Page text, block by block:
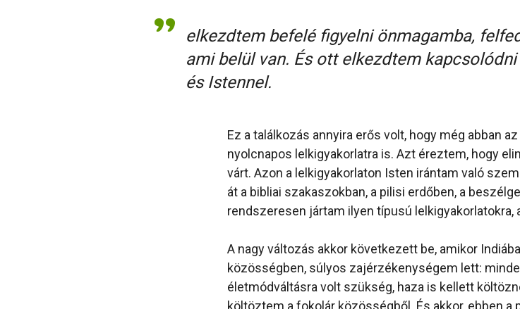
elkezdtem befelé figyelni önmagamba,
ami belül van. És ott elkezdtem
és Istennel.
Ez a találkozás annyira erős volt, hogy még abban
nyolcnapos lelkigyakorlatra is. Azt éreztem, hogy
várt. Azon a lelkigyakorlaton Isten irántam való
át a bibliai szakaszokban, a pilisi erdőben, a
rendszeresen jártam ilyen típusú lelkigyakorlatokra,
A nagy változás akkor következett be, amikor
közösségben, súlyos zajérzékenységem lett:
életmódváltásra volt szükség, haza is kellett
költöztem a fokolár közösségből. És akkor, ebben a